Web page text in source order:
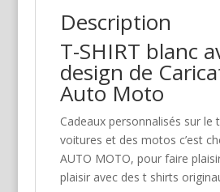
Description
T-SHIRT blanc
design de
Auto Moto
Cadeaux personnalisés sur le
voitures et des motos c’est
AUTO MOTO, pour faire
plaisir avec des t shirts